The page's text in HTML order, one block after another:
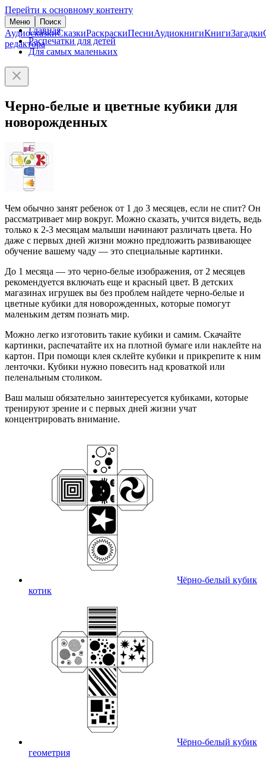
Перейти к основному контенту
Меню Поиск
АудиосказкиСказкиРаскраскиПесниАудиокнигиКнигиЗагадки
редактора
Главная
Распечатки для детей
Для самых маленьких
Черно-белые и цветные кубики для
новорожденных
Чем обычно занят ребенок от 1 до 3 месяцев, если не спит? Он
рассматривает мир вокруг. Можно сказать, учится видеть, ведь
только к 2-3 месяцам малыши начинают различать цвета. Но
даже с первых дней жизни можно предложить развивающее
обучение вашему чаду — это специальные картинки.
До 1 месяца — это черно-белые изображения, от 2 месяцев
рекомендуется включать еще и красный цвет. В детских
магазинах игрушек вы без проблем найдете черно-белые и
цветные кубики для новорожденных, которые помогут
маленьким детям познать мир.
Можно легко изготовить такие кубики и самим. Скачайте
картинки, распечатайте их на плотной бумаге или наклейте на
картон. При помощи клея склейте кубики и прикрепите к ним
ленточки. Кубики нужно повесить над кроваткой или
пеленальным столиком.
Ваш малыш обязательно заинтересуется кубиками, которые
тренируют зрение и с первых дней жизни учат
концентрировать внимание.
Чёрно-белый кубик
котик
Чёрно-белый кубик
геометрия